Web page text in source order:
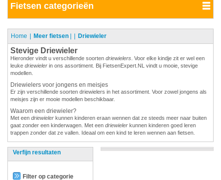
Fietsen categorieën
Home Meer fietsen | Driewieler
Stevige Driewieler
Hieronder vindt u verschillende soorten driewielers . Voor elke kindje zit er wel een
leuke driewieler in ons assortiment. Bij FietsenExpert.NL vindt u mooie, stevige
modellen.
Driewielers voor jongens en meisjes
Er zijn verschillende soorten driewielers in het assortiment. Voor zowel jongens als
meisjes zijn er mooie modellen beschikbaar.
Waarom een driewieler?
Met een driewieler kunnen kinderen eraan wennen dat ze steeds meer naar buiten
gaat zonder een kinderwagen. Met een driewieler kunnen kinderen goed leren
trappen zonder dat ze vallen. Ideaal om een kind te leren wennen aan fietsen.
Verfijn resultaten
Filter op categorie